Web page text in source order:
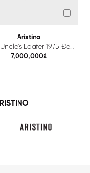
Aristino
Loafer 1975 Đen
Aristino ASH0240S1
7,000,000₫